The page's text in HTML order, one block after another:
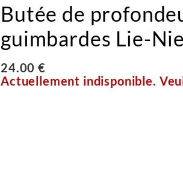
Butée de
guimbardes Lie-
24.00 €
Actuellement indisponible.